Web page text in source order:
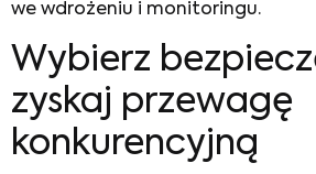
we wdrożeniu i monitoringu.
Wybierz
zyskaj przewagę
konkurencyjną